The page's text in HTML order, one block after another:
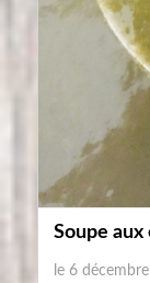
Soupe aux
le 6